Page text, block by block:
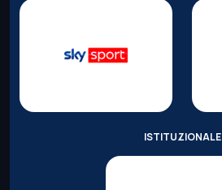
ISTITUZIONALE